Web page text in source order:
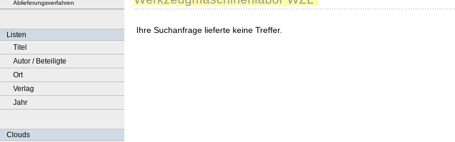
Ablieferungsverfahren
Listen
Titel
Autor / Beteiligte
Ort
Verlag
Jahr
Clouds
Ihre Suchanfrage lieferte keine Treffer.